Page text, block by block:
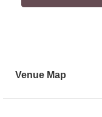
Venue Map